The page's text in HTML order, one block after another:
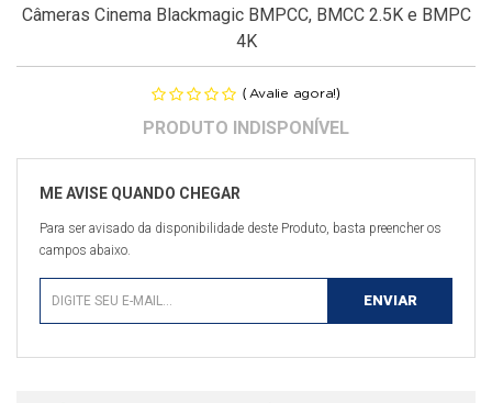
Câmeras Cinema Blackmagic BMPCC, BMCC 2.5K e BMPC
4K
(Avalie agora!)
Para ser avisado da disponibilidade deste Produto, basta preencher os
campos abaixo.